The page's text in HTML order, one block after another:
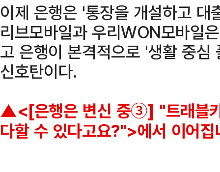
이제 은행은 '통장을 개설하고
리브모바일과 우리WON모바일
고 은행이 본격적으로 '생활 중심
신호탄이다.
▲<[은행은 변신 중③] "트래블카
다할 수 있다고요?">에서 이어집